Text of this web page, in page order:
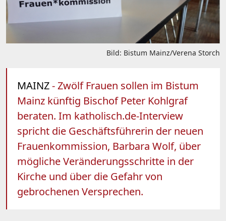
Bild: Bistum Mainz/Verena Storch
MAINZ- Zwölf Frauen sollen im Bistum
Mainz künftig Bischof Peter Kohlgraf
beraten. Im katholisch.de-Interview
spricht die Geschäftsführerin der neuen
Frauenkommission, Barbara Wolf, über
mögliche Veränderungsschritte in der
Kirche und über die Gefahr von
gebrochenen Versprechen.